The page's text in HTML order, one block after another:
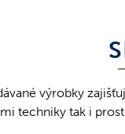
výrobky
techniky tak i